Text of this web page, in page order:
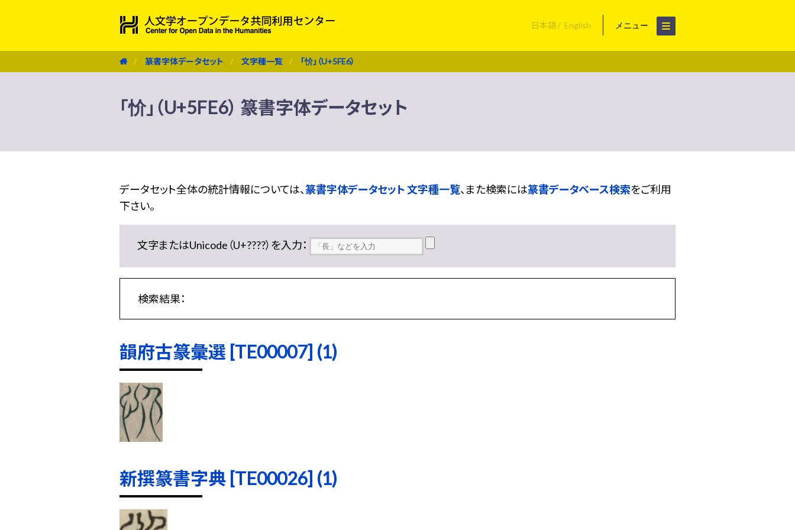
日本語 English メニュー
篆書字体データセット 文字種一覧 「忦」（U+5FE6）
「忦」（U+5FE6） 篆書字体データセット
データセット全体の統計情報については、篆書字体データセット 文字種一覧、また検索には篆書データベース検索をご利用
下さい。
文字またはUnicode（U+????）を入力：
検索結果：
韻府古篆彙選 [TE00007] (1)
新撰篆書字典 [TE00026] (1)